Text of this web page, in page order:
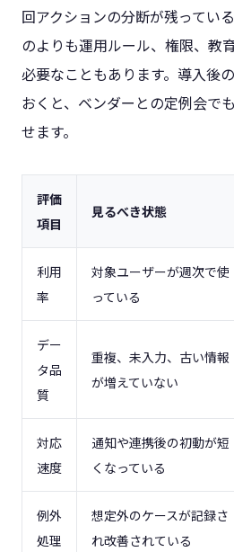
回アクションの分断が残ってい
のよりも運用ルール、権限、教
必要なこともあります。導入後
おくと、ベンダーとの定例会で
せます。
評価
項目
見るべき状態
利用
率
対象ユーザーが週次で使
っている
デー
タ品
質
重複、未入力、古い情報
が増えていない
対応
速度
通知や連携後の初動が短
くなっている
例外
処理
想定外のケースが記録さ
れ改善されている